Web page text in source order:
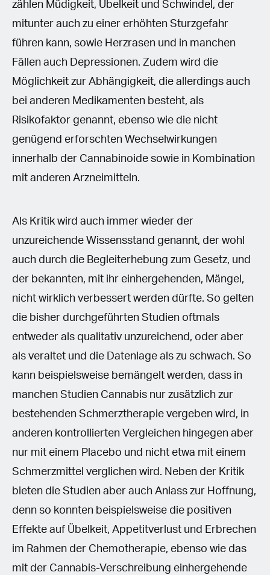
zählen Müdigkeit, Übelkeit und Schwindel, der
mitunter auch zu einer erhöhten Sturzgefahr
führen kann, sowie Herzrasen und in manchen
Fällen auch Depressionen. Zudem wird die
Möglichkeit zur Abhängigkeit, die allerdings auch
bei anderen Medikamenten besteht, als
Risikofaktor genannt, ebenso wie die nicht
genügend erforschten Wechselwirkungen
innerhalb der Cannabinoide sowie in Kombination
mit anderen Arzneimitteln.
Als Kritik wird auch immer wieder der
unzureichende Wissensstand genannt, der wohl
auch durch die Begleiterhebung zum Gesetz, und
der bekannten, mit ihr einhergehenden, Mängel,
nicht wirklich verbessert werden dürfte. So gelten
die bisher durchgeführten Studien oftmals
entweder als qualitativ unzureichend, oder aber
als veraltet und die Datenlage als zu schwach. So
kann beispielsweise bemängelt werden, dass in
manchen Studien Cannabis nur zusätzlich zur
bestehenden Schmerztherapie vergeben wird, in
anderen kontrollierten Vergleichen hingegen aber
nur mit einem Placebo und nicht etwa mit einem
Schmerzmittel verglichen wird. Neben der Kritik
bieten die Studien aber auch Anlass zur Hoffnung,
denn so konnten beispielsweise die positiven
Effekte auf Übelkeit, Appetitverlust und Erbrechen
im Rahmen der Chemotherapie, ebenso wie das
mit der Cannabis-Verschreibung einhergehende